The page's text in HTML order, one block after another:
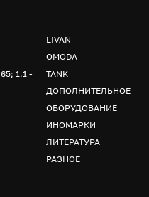
1.1 -
LIVAN
OMODA
TANK
ДОПОЛНИТЕЛЬНОЕ
ОБОРУДОВАНИЕ
ИНОМАРКИ
ЛИТЕРАТУРА
РАЗНОЕ